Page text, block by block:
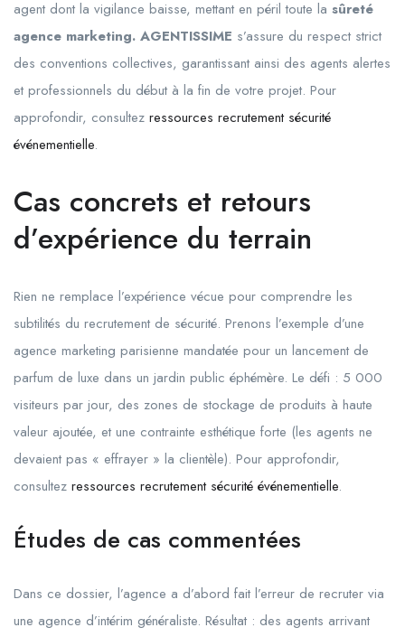
agent dont la vigilance baisse, mettant en péril toute la sûreté
agence marketing. AGENTISSIME s’assure du respect strict
des conventions collectives, garantissant ainsi des agents alertes
et professionnels du début à la fin de votre projet. Pour
approfondir, consultez ressources recrutement sécurité
événementielle.
Cas concrets et retours
d’expérience du terrain
Rien ne remplace l’expérience vécue pour comprendre les
subtilités du recrutement de sécurité. Prenons l’exemple d’une
agence marketing parisienne mandatée pour un lancement de
parfum de luxe dans un jardin public éphémère. Le défi : 5 000
visiteurs par jour, des zones de stockage de produits à haute
valeur ajoutée, et une contrainte esthétique forte (les agents ne
devaient pas « effrayer » la clientèle). Pour approfondir,
consultez ressources recrutement sécurité événementielle.
Études de cas commentées
Dans ce dossier, l’agence a d’abord fait l’erreur de recruter via
une agence d’intérim généraliste. Résultat : des agents arrivant